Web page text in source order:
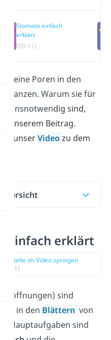
Stomata einfach
erklärt
(00:11)
kleine Poren in den
Pflanzen. Warum sie für
dig sind,
unserem Beitrag.
unserVideozu dem
einfach erklärt
zur Stelle im Video springen
(00:11)
sind
in den Blättern von
Hauptaufgaben sind